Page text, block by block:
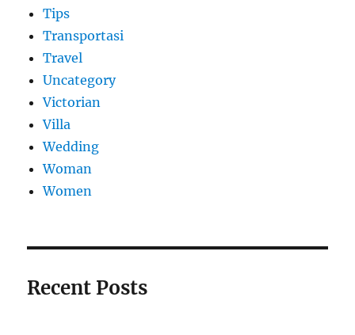
Tips
Transportasi
Travel
Uncategory
Victorian
Villa
Wedding
Woman
Women
Recent Posts